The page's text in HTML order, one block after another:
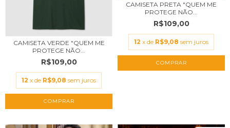
CAMISETA VERDE "QUEM ME
PROTEGE NÃO...
R$109,00
12 x de R$9,08 sem juros
COMPRAR
CAMISETA PRETA "QUEM ME
PROTEGE NÃO...
R$109,00
12 x de R$9,08 sem juros
COMPRAR